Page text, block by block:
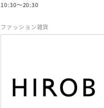
10:30～20:30
ファッション雑貨